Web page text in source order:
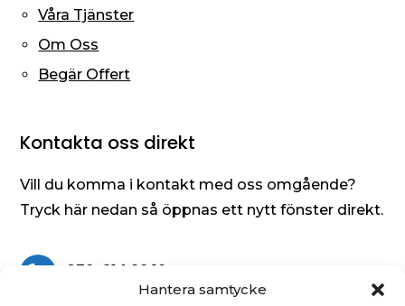
Hantera samtycke
Våra Tjänster
Om Oss
Begär Offert
Kontakta oss direkt
Vill du komma i kontakt med oss omgående?
Tryck här nedan så öppnas ett nytt fönster direkt.
076-314 26 16